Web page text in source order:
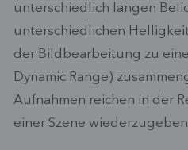
unterschiedlich langen
unterschiedlichen
der Bildbearbeitung zu
Dynamic Range)
Aufnahmen reichen in der
einer Szene